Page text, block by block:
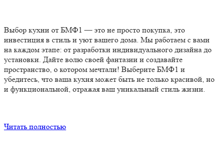
Выбор кухни от БМФ1 — это не просто покупка, это
инвестиция в стиль и уют вашего дома. Мы работаем с вами
на каждом этапе: от разработки индивидуального дизайна до
установки. Дайте волю своей фантазии и создавайте
пространство, о котором мечтали! Выберите БМФ1 и
убедитесь, что ваша кухня может быть не только красивой, но
и функциональной, отражая ваш уникальный стиль жизни.
Читать полностью